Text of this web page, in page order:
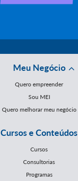
Meu Negócio
Quero empreender
Sou MEI
Quero melhorar meu negócio
Cursos e Conteúdos
Cursos
Consultorias
Programas